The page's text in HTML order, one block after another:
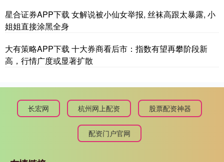
星合证券APP下载 女解说被小仙女举报, 丝袜高跟太暴露, 小
姐姐直接涂黑全身
大有策略APP下载 十大券商看后市：指数有望再攀阶段新
高，行情广度或显著扩散
长宏网 杭州网上配资 股票配资神器
配资门户官网